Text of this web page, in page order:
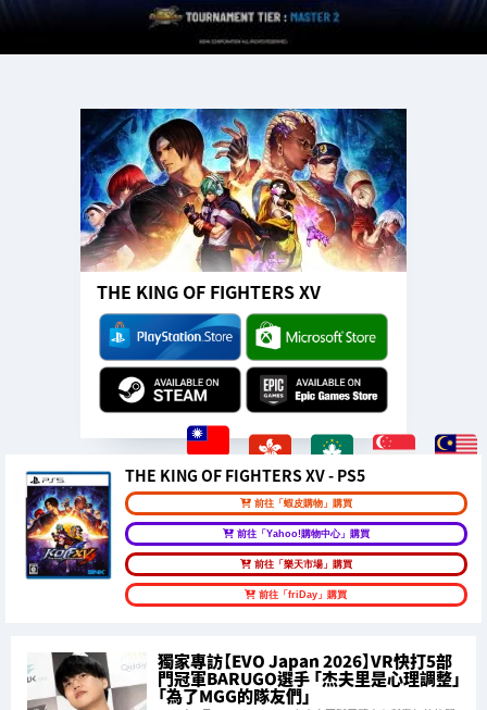
THE KING OF FIGHTERS XV
THE KING OF FIGHTERS XV - PS5
前往「蝦皮購物」購買
前往「Yahoo!購物中心」購買
前往「樂天市場」購買
前往「friDay」購買
獨家專訪【EVO Japan 2026】VR快打5部
門冠軍BARUGO選手 「杰夫里是心理調整」
「為了MGG的隊友們」